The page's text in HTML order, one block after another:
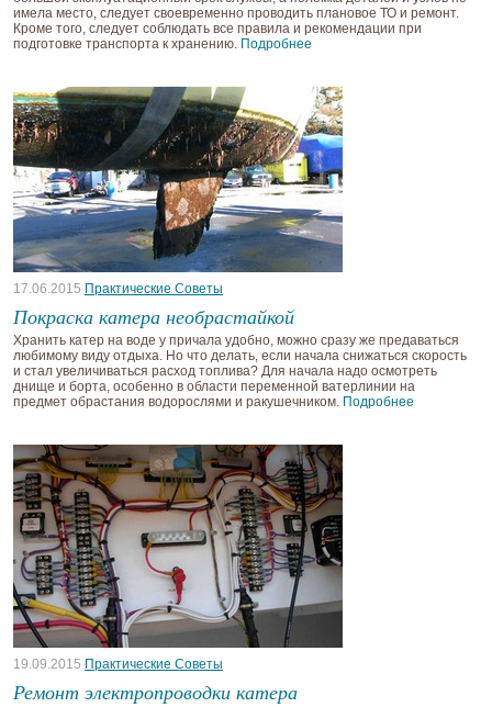
имела место, следует своевременно проводить плановое ТО и ремонт.
Кроме того, следует соблюдать все правила и рекомендации при
подготовке транспорта к хранению. Подробнее
17.06.2015 Практические Советы
Покраска катера необрастайкой
Хранить катер на воде у причала удобно, можно сразу же предаваться
любимому виду отдыха. Но что делать, если начала снижаться скорость
и стал увеличиваться расход топлива? Для начала надо осмотреть
днище и борта, особенно в области переменной ватерлинии на
предмет обрастания водорослями и ракушечником. Подробнее
19.09.2015 Практические Советы
Ремонт электропроводки катера